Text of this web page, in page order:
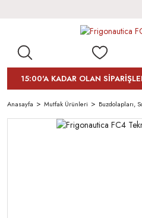
15:00'A KADAR OLAN
Anasayfa Mutfak Ürünleri Buzdolapları,